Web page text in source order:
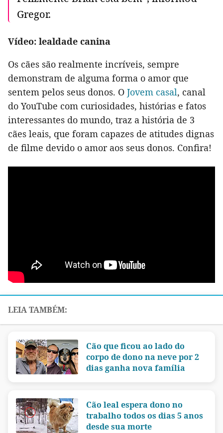
Gregor.
Vídeo: lealdade canina
Os cães são realmente incríveis, sempre
demonstram de alguma forma o amor que
sentem pelos seus donos. O Jovem casal, canal
do YouTube com curiosidades, histórias e fatos
interessantes do mundo, traz a história de 3
cães leais, que foram capazes de atitudes dignas
de filme devido o amor aos seus donos. Confira!
Cão que ficou ao lado do
corpo de dono na neve por 2
dias ganha nova família
Cão leal espera dono no
trabalho todos os dias 5 anos
desde sua morte